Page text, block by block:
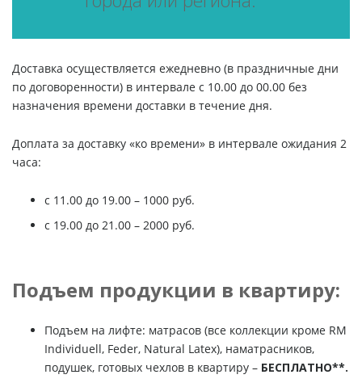
Доставка осуществляется ежедневно (в праздничные дни
по договоренности) в интервале с 10.00 до 00.00 без
назначения времени доставки в течение дня.
Доплата за доставку «ко времени» в интервале ожидания 2
часа:
c 11.00 до 19.00 – 1000 руб.
с 19.00 до 21.00 – 2000 руб.
Подъем продукции в квартиру:
Подъем на лифте: матрасов (все коллекции кроме RM
Individuell, Feder, Natural Latex), наматрасников,
подушек, готовых чехлов в квартиру – БЕСПЛАТНО**.